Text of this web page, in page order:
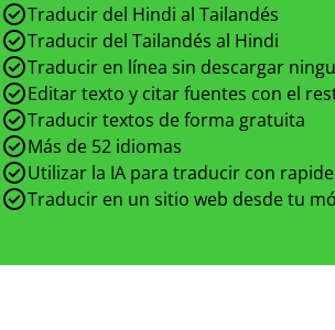
Traducir del Hindi al Tailandés
Traducir del Tailandés al Hindi
Traducir en línea sin descargar
Editar texto y citar fuentes con el
Traducir textos de forma gratuita
Más de 52 idiomas
Utilizar la IA para traducir con
Traducir en un sitio web desde tu